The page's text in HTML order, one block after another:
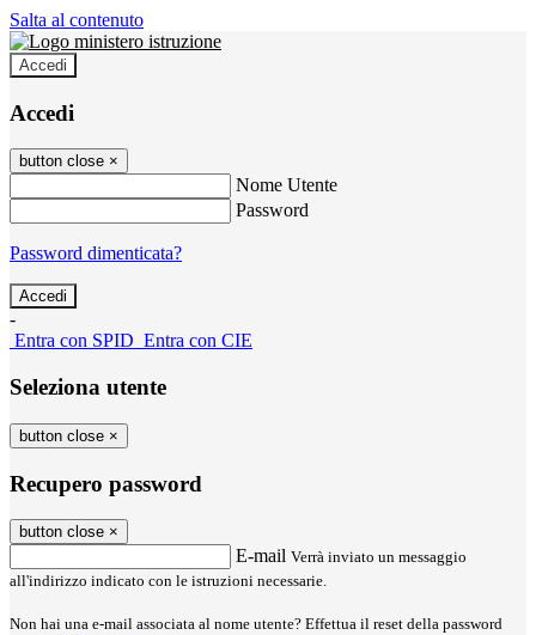
Salta al contenuto
Accedi
Accedi
button close ×
Nome Utente
Password
Password dimenticata?
-
Entra con SPID Entra con CIE
Seleziona utente
button close ×
Recupero password
button close ×
E-mail Verrà inviato un messaggio
all'indirizzo indicato con le istruzioni necessarie.
Non hai una e-mail associata al nome utente? Effettua il reset della password